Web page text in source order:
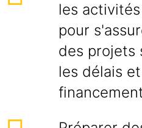
les
pour
des projets
les délais